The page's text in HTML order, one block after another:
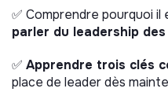
✅ Comprendre pourquoi il
parler du leadership
✅ Apprendre trois clés
place de leader dès